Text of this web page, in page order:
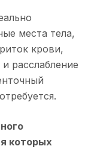
места тела,
крови,
расслабление
которых